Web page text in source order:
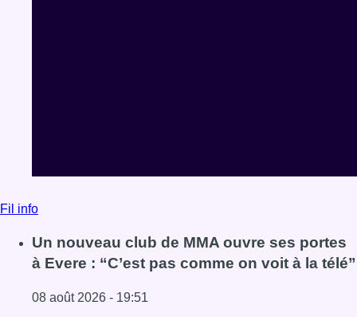
Fil info
Un nouveau club de MMA ouvre ses portes
à Evere : “C’est pas comme on voit à la télé”
08 août 2026 - 19:51